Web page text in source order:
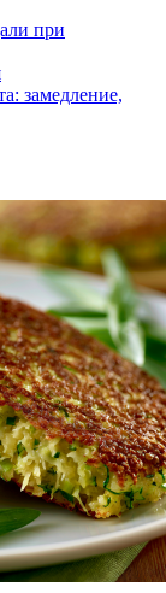
при
замедление,